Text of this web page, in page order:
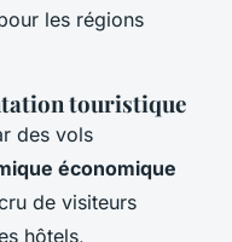
les régions
touristique
des vols
économique
de visiteurs
hôtels,